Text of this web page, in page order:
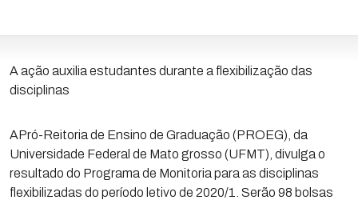
A ação auxilia estudantes durante a flexibilização das
disciplinas
APró-Reitoria de Ensino de Graduação (PROEG), da
Universidade Federal de Mato grosso (UFMT), divulga o
resultado do Programa de Monitoria para as disciplinas
flexibilizadas do período letivo de 2020/1. Serão 98 bolsas